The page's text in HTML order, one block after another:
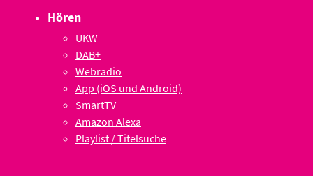
Hören
UKW
DAB+
Webradio
App (iOS und Android)
SmartTV
Amazon Alexa
Playlist / Titelsuche